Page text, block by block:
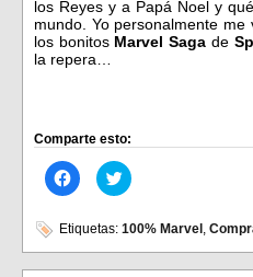
los Reyes y a Papá Noel y
mundo. Yo personalmente me
los bonitos Marvel Saga de
la repera…
Comparte esto:
Haz
clic
en
Facebook
(Se
abre
Haz
clic
en
(Se
abre
Etiquetas: 100% Marvel ,